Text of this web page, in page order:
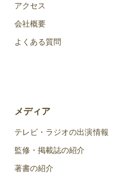
アクセス
会社概要
よくある質問
メディア
テレビ・ラジオの出演情報
監修・掲載誌の紹介
著書の紹介